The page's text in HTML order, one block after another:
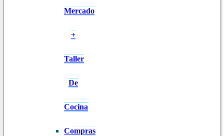
Mercado
+
Taller
De
Cocina
Compras